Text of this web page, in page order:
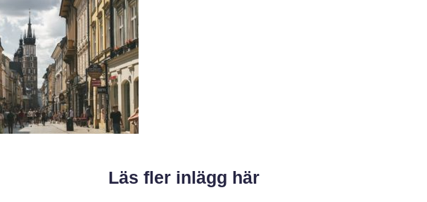
Läs fler inlägg här